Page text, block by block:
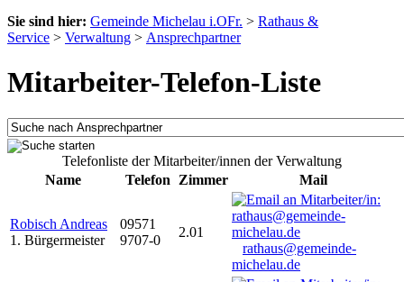
Sie sind hier: Gemeinde Michelau i.OFr. > Rathaus &
Service > Verwaltung > Ansprechpartner
Mitarbeiter-Telefon-Liste
Telefonliste der Mitarbeiter/innen der Verwaltung
Name
Telefon Zimmer Mail
Robisch Andreas
1. Bürgermeister
09571
9707-0
2.01
rathaus@gemeinde-
michelau.de